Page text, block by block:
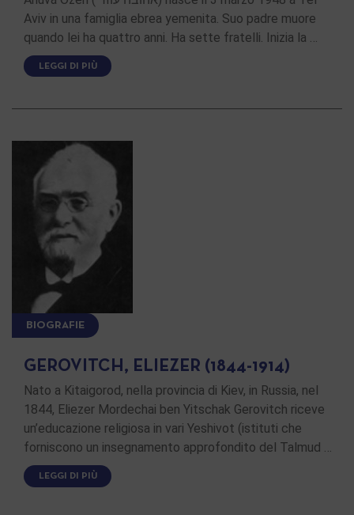
Aviv in una famiglia ebrea yemenita. Suo padre muore
quando lei ha quattro anni. Ha sette fratelli. Inizia la …
LEGGI DI PIÙ
BIOGRAFIE
GEROVITCH, ELIEZER (1844-1914)
Nato a Kitaigorod, nella provincia di Kiev, in Russia, nel
1844, Eliezer Mordechai ben Yitschak Gerovitch riceve
un’educazione religiosa in vari Yeshivot (istituti che
forniscono un insegnamento approfondito del Talmud …
LEGGI DI PIÙ